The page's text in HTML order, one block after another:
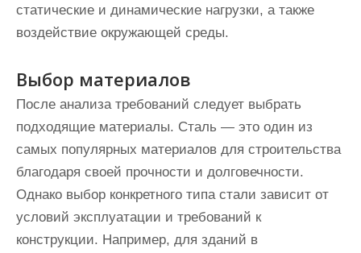
статические и динамические нагрузки, а также
воздействие окружающей среды.
Выбор материалов
После анализа требований следует выбрать
подходящие материалы. Сталь — это один из
самых популярных материалов для строительства
благодаря своей прочности и долговечности.
Однако выбор конкретного типа стали зависит от
условий эксплуатации и требований к
конструкции. Например, для зданий в